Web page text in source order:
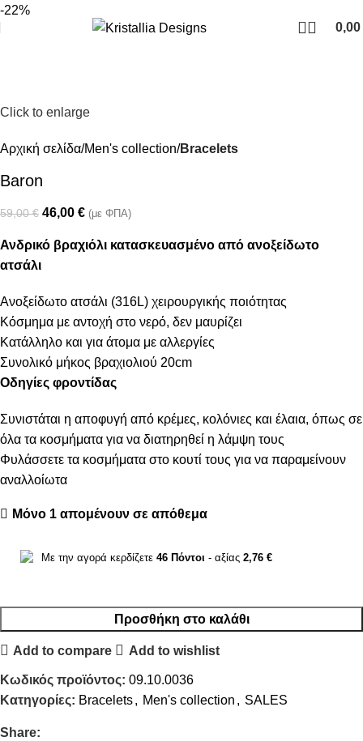
0,00
-22%
Click to enlarge
Αρχική σελίδα Men's collection Bracelets
Baron
59,00€ 46,00 € (με ΦΠΑ)
Ανδρικό βραχιόλι κατασκευασμένο από ανοξείδωτο
ατσάλι
Ανοξείδωτο ατσάλι (316L) χειρουργικής ποιότητας
Κόσμημα με αντοχή στο νερό, δεν μαυρίζει
Κατάλληλο και για άτομα με αλλεργίες
Συνολικό μήκος βραχιολιού 20cm
Οδηγίες φροντίδας
Συνιστάται η αποφυγή από κρέμες, κολόνιες και έλαια, όπως σε
όλα τα κοσμήματα για να διατηρηθεί η λάμψη τους
Φυλάσσετε τα κοσμήματα στο κουτί τους για να παραμείνουν
αναλλοίωτα
Μόνο 1 απομένουν σε απόθεμα
Με την αγορά κερδίζετε 46 Πόντοι - αξίας 2,76 €
Προσθήκη στο καλάθι
Add to compare Add to wishlist
Κωδικός προϊόντος: 09.10.0036
Κατηγορίες: Bracelets, Men's collection , SALES
Share: